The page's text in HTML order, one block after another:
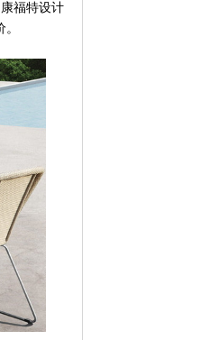
康福特设计